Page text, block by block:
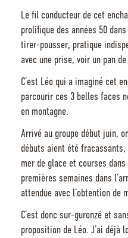
Le fil conducteur de cet
prolifique des années 50
tirer-pousser, pratique
avec une prise, voir un pan
C’est Léo qui a imaginé cet
parcourir ces 3 belles faces
en montagne.
Arrivé au groupe début juin,
débuts aient été
mer de glace et courses
premières semaines dans
attendue avec l’obtention de
C’est donc sur-guronzé et
proposition de Léo. J’ai déjà